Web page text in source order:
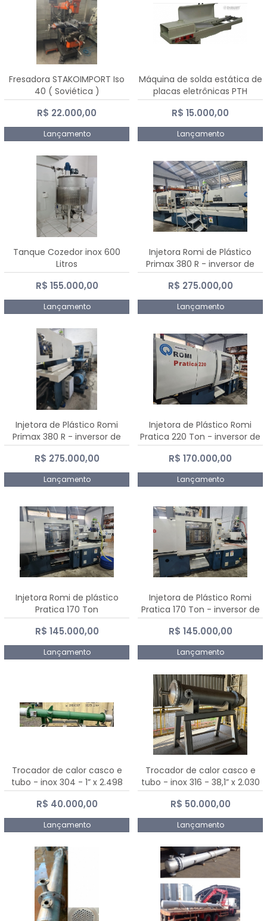
Fresadora STAKOIMPORT Iso
40 ( Soviética )
R$ 22.000,00
Lançamento
Máquina de solda estática de
placas eletrônicas PTH
DIALSAT
R$ 15.000,00
Lançamento
Tanque Cozedor inox 600
Litros
R$ 155.000,00
Lançamento
Injetora Romi de Plástico
Primax 380 R - inversor de
frequência NR 12 - 2008
R$ 275.000,00
Lançamento
Injetora de Plástico Romi
Primax 380 R - inversor de
frequência NR 12
R$ 275.000,00
Lançamento
Injetora de Plástico Romi
Pratica 220 Ton - inversor de
frequência NR 12
R$ 170.000,00
Lançamento
Injetora Romi de plástico
Pratica 170 Ton
R$ 145.000,00
Lançamento
Injetora de Plástico Romi
Pratica 170 Ton - inversor de
frequência NR 12
R$ 145.000,00
Lançamento
Trocador de calor casco e
tubo - inox 304 - 1” x 2.498
mm
R$ 40.000,00
Lançamento
Trocador de calor casco e
tubo - inox 316 - 38,1” x 2.030
mm
R$ 50.000,00
Lançamento